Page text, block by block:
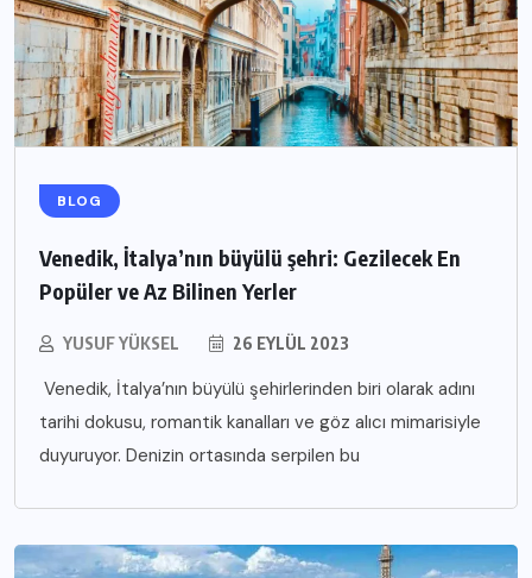
BLOG
Venedik, İtalya’nın büyülü şehri: Gezilecek En
Popüler ve Az Bilinen Yerler
YUSUF YÜKSEL 26 EYLÜL 2023
Venedik, İtalya’nın büyülü şehirlerinden biri olarak adını
tarihi dokusu, romantik kanalları ve göz alıcı mimarisiyle
duyuruyor. Denizin ortasında serpilen bu